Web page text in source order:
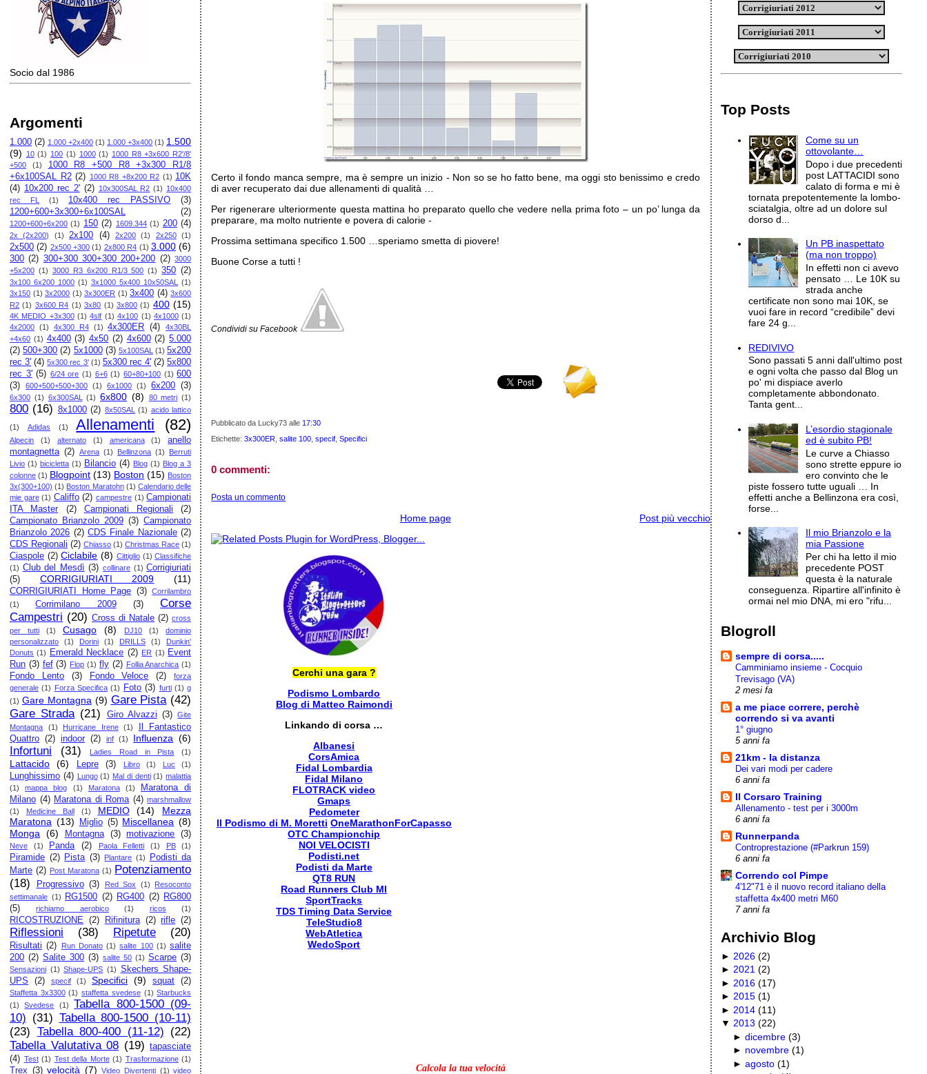
Socio dal 1986
Argomenti
1.000 (2) 1.000 +2x400 (1) 1.000 +3x400 (1) 1.500
(9)
10 (1) 100 (1) 1000 (1) 1000 R8 +3x600 R2'/8'
+500
(1)
1000 R8 +500 R8 +3x300 R1/8
+6x100SAL R2 (2) 1000 R8 +8x200 R2 (1) 10K
(4) 10x200 rec 2' (2) 10x300SAL R2 (1) 10x400
rec FL
(1) 10x400 rec PASSIVO
(3)
1200+600+3x300+6x100SAL
(2)
1200+600+6x200 (1) 150 (2) 1609.344 (1) 200 (4)
2x (2x200) (1) 2x100 (4) 2x200 (1) 2x250 (1)
2x500 (2) 2x500 +300 (1) 2x800 R4 (1) 3.000 (6)
300 (2) 300+300 300+300 200+200 (2) 3000
+5x200 (1) 3000 R3 6x200 R1/3 500 (1) 350 (2)
3x100 6x200 1000 (1) 3x1000 5x400 10x50SAL
(1)
3x150 (1) 3x2000 (1) 3x300ER (1) 3x400 (4) 3x600
R2 (1) 3x600 R4 (1) 3x80 (1) 3x800 (1) 400 (15)
4K MEDIO +3x300 (1) 4slf (1) 4x100 (1) 4x1000 (1)
4x2000 (1) 4x300 R4 (1) 4x300ER (4)
4x30BL
+4x60 (1) 4x400 (3) 4x50 (2) 4x600 (2) 5.000
(2) 500+300 (2) 5x1000 (3) 5x100SAL (1) 5x200
rec 3' (4) 5x300 rec 3' (1) 5x300 rec 4' (2) 5x800
rec 3' (5) 6/24 ore (1) 6+6 (1) 60+80+100 (1) 600
(3)
600+500+500+300 (1) 6x1000 (1) 6x200 (3)
6x300 (1) 6x300SAL (1) 6x800 (8) 80 metri (1)
800 (16) 8x1000 (2) 8x50SAL (1) acido lattico
(1) Adidas (1) Allenamenti (82)
Alpecin (1) alternato (1) americana (1)
anello
montagnetta (2) Arena (1) Bellinzona (1)
Berruti
Livio (1) bicicletta (1) Bilancio (4) Blog (1) Blog a 3
colonne (1) Blogpoint (13) Boston (15) Boston
3x(300+100) (1) Boston Maratohn (1) Calendario delle
mie gare (1) Califfo (2) campestre (1) Campionati
ITA Master
(2) Campionati Regionali
(2)
Campionato Brianzolo 2009 (3) Campionato
Brianzolo 2026 (2) CDS Finale Nazionale (2)
CDS Regionali (2) Chiasso (1) Christmas Race (1)
Ciaspole (2) Ciclabile (8) Cittiglio (1) Classifiche
(1) Club del Mesdì (3) collinare (1) Corrigiuriati
(5)
CORRIGIURIATI 2009 (11)
CORRIGIURIATI Home Page (3)
Corrilambro
(1)
Corrimilano 2009 (3)
Corse
Campestri (20) Cross di Natale (2) cross
per tutti
(1) Cusago (8) DJ10 (1)
dominio
personalizzato
(1) Dorini (1) DRILLS (1)
Dunkin'
Donuts (1) Emerald Necklace (2) ER (1) Event
Run (3) fef (3) Flop (1) fly (2) Follia Anarchica (1)
Fondo Lento (3) Fondo Veloce (2)
forza
generale (1) Forza Specifica (1) Foto (3) furti (1) g
(1) Gare Montagna (9) Gare Pista (42)
Gare Strada (21) Giro Alvazzi (3)
Gite
Montagna
(1) Hurricane Irene (1)
Il Fantastico
Quattro (2) indoor (2) inf (1) Influenza (6)
Infortuni (31) Ladies Road in Pista (1)
Lattacido (6) Lepre (3) Libro (1) Luc (1)
Lunghissimo (4) Lungo (1) Mal di denti (1) malattia
(1)
mappa blog (1) Maratona (1)
Maratona di
Milano (4) Maratona di Roma (4) marshmallow
(1)
Medicine Ball (1) MEDIO (14)
Mezza
Maratona (13) Miglio (5) Miscellanea (8)
Monga
(6) Montagna (3) motivazione (3)
Neve (1) Panda (2) Paola Felletti (1) PB (1)
Piramide (2) Pista (3) Plantare (1)
Podisti da
Marte (2) Post Maratona (1) Potenziamento
(18)
Progressivo (3) Red Sox (1)
Resoconto
settimanale (1) RG1500 (2) RG400 (2) RG800
(5)
richiamo aerobico (1) ricos (1)
RICOSTRUZIONE (2) Rifinitura (2) rifle (2)
Riflessioni (38) Ripetute (20)
Risultati (2) Run Donato (1) salite 100 (1) salite
200 (2) Salite 300 (3) salite 50 (1) Scarpe (3)
Sensazioni (1) Shape-UPS (1) Skechers Shape-
UPS
(2) specif (1) Specifici (9) squat (2)
Staffetta 3x3300 (1) staffetta svedese (1) Starbucks
(1)
Svedese (1)
Tabella 800-1500 (09-
10) (31) Tabella 800-1500 (10-11)
(23) Tabella 800-400 (11-12) (22)
Tabella Valutativa 08 (19) tapasciate
(4) Test (1) Test della Morte (1) Trasformazione (1)
Trex (3) velocità (7) Video Divertenti (1) video
Certo il fondo manca sempre, ma è sempre un inizio - Non so se ho fatto bene, ma oggi sto benissimo e credo
di aver recuperato dai due allenamenti di qualità …
Per rigenerare ulteriormente questa mattina ho preparato quello che vedere nella prima foto – un po’ lunga da
preparare, ma molto nutriente e povera di calorie -
Prossima settimana specifico 1.500 …speriamo smetta di piovere!
Buone Corse a tutti !
Condividi su Facebook
Pubblicato da Lucky73alle 17:30
Etichette:3x300ER ,salite 100 ,specif ,Specifici
0 commenti:
Posta un commento
Post più vecchio
Home page
Cerchi una gara ?
Podismo Lombardo
Blog di Matteo Raimondi
Linkando di corsa …
Albanesi
CorsAmica
Fidal Lombardia
Fidal Milano
FLOTRACK video
Gmaps
Pedometer
Il Podismo di M. Moretti OneMarathonForCapasso
OTC Championchip
NOI VELOCISTI
Podisti.net
Podisti da Marte
QT8 RUN
Road Runners Club MI
SportTracks
TDS Timing Data Service
TeleStudio8
WebAtletica
WedoSport
Calcola la tua velocità
Top Posts
Come su un
ottovolante…
Dopo i due precedenti
post LATTACIDI sono
calato di forma e mi è
tornata prepotentemente la lombo-
sciatalgia, oltre ad un dolore sul
dorso d...
Un PB inaspettato
(ma non troppo)
In effetti non ci avevo
pensato … Le 10K su
strada anche
certificate non sono mai 10K, se
vuoi fare in record “credibile” devi
fare 24 g...
REDIVIVO
Sono passati 5 anni dall'ultimo post
e ogni volta che passo dal Blog un
po' mi dispiace averlo
completamente abbondonato.
Tanta gent...
L’esordio stagionale
ed è subito PB!
Le curve a Chiasso
sono strette eppure io
ero convinto che le
piste fossero tutte uguali … In
effetti anche a Bellinzona era così,
forse...
Il mio Brianzolo e la
mia Passione
Per chi ha letto il mio
precedente POST
questa è la naturale
conseguenza. Ripartire all'infinito è
ormai nel mio DNA, mi ero "rifu...
Blogroll
sempre di corsa.....
Camminiamo insieme - Cocquio
Trevisago (VA)
2 mesi fa
a me piace correre, perchè
correndo si va avanti
1° giugno
5 anni fa
21km - la distanza
Dei vari modi per cadere
6 anni fa
Il Corsaro Training
Allenamento - test per i 3000m
6 anni fa
Runnerpanda
Controprestazione (#Parkrun 159)
6 anni fa
Correndo col Pimpe
4'12"71 è il nuovo record italiano della
staffetta 4x400 metri M60
7 anni fa
Archivio Blog
► 2026 (2)
►2021 (2)
► 2016 (17)
►2015 (1)
► 2014 (11)
▼2013 (22)
►dicembre (3)
► novembre (1)
►agosto (1)